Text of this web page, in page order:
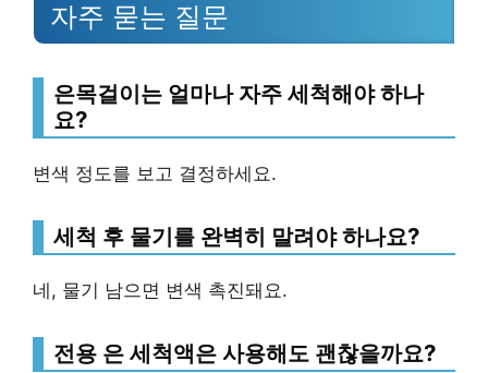
자주 묻는 질문
은목걸이는 얼마나 자주 세척해야 하나
요?
변색 정도를 보고 결정하세요.
세척 후 물기를 완벽히 말려야 하나요?
네, 물기 남으면 변색 촉진돼요.
전용 은 세척액은 사용해도 괜찮을까요?